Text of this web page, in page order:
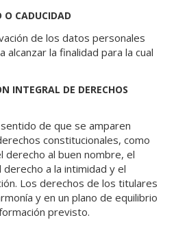
CADUCIDAD
de los datos personales
alcanzar la finalidad para la cual
INTEGRAL DE DERECHOS
de que se amparen
constitucionales, como
derecho al buen nombre, el
a la intimidad y el
Los derechos de los titulares
y en un plano de equilibrio
previsto.